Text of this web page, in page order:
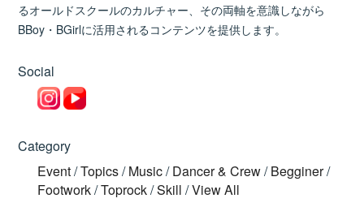
るオールドスクールのカルチャー、その両軸を意識しながら
BBoy・BGirlに活用されるコンテンツを提供します。
Social
Category
Event/Topics/ Music/ Dancer & Crew/ Begginer/
Footwork/Toprock/Skill /View All